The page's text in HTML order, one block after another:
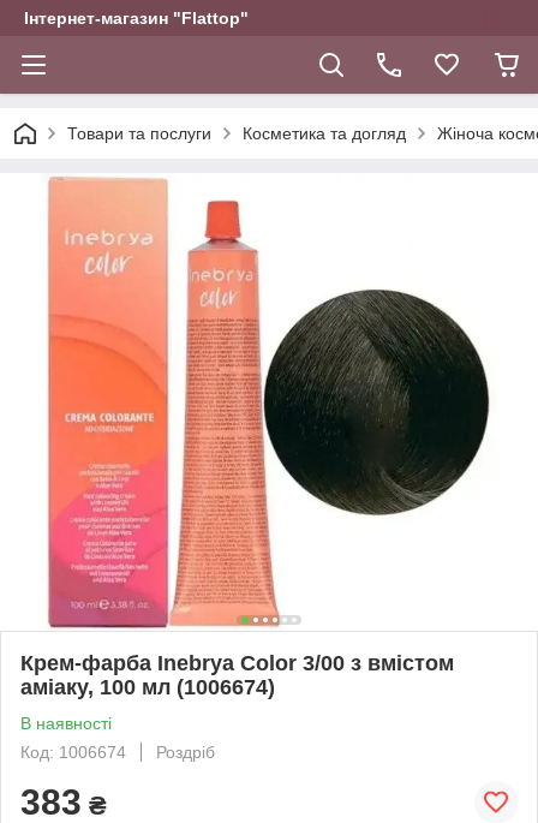
Інтернет-магазин "Flattop"
Товари та послуги Косметика та догляд Жіноча
Крем-фарба Inebrya Сolor 3/00 з вмiстом
амiаку, 100 мл (1006674)
В наявності
Код: 1006674
Роздріб
383 ₴